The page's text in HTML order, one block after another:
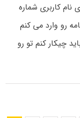
کاربری شماره
رو وارد می کنم
چیکار کنم تو رو